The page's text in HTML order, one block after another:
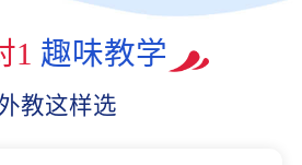
1 趣味教学
教这样选